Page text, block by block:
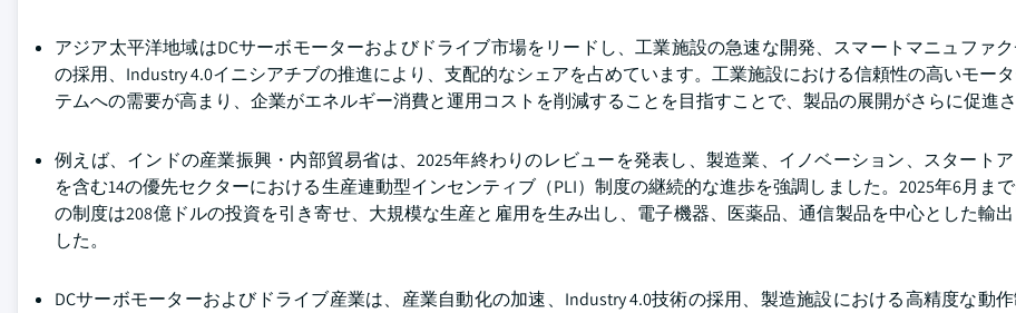
アジア太平洋地域はDCサーボモーターおよびドライブ市場をリードし、工業施設の急速な開発、スマートマニュファ
の採用、Industry 4.0イニシアチブの推進により、支配的なシェアを占めています。工業施設における信頼性の高いモー
テムへの需要が高まり、企業がエネルギー消費と運用コストを削減することを目指すことで、製品の展開がさらに促進さ
例えば、インドの産業振興・内部貿易省は、2025年終わりのレビューを発表し、製造業、イノベーション、スタート
を含む14の優先セクターにおける生産連動型インセンティブ（PLI）制度の継続的な進歩を強調しました。2025年6月ま
の制度は208億ドルの投資を引き寄せ、大規模な生産と雇用を生み出し、電子機器、医薬品、通信製品を中心とした輸
した。
DCサーボモーターおよびドライブ産業は、産業自動化の加速、Industry 4.0技術の採用、製造施設における高精度な動